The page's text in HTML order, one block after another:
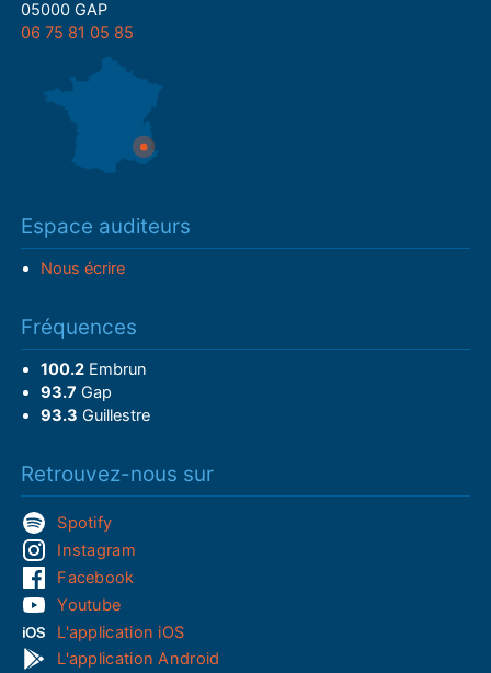
05000 GAP
06 75 81 05 85
Espace auditeurs
Nous écrire
Fréquences
100.2Embrun
93.7 Gap
93.3 Guillestre
Retrouvez-nous sur
Spotify
Instagram
Facebook
Youtube
L'application iOS
L'application Android